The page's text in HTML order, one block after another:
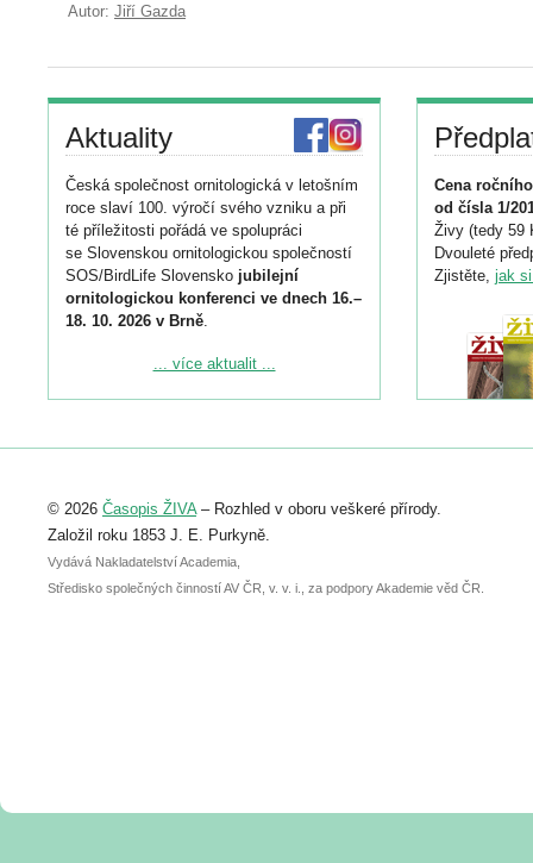
Autor: Jiří Gazda
Aktuality
Česká společnost ornitologická v letošním
roce slaví 100. výročí svého vzniku a při
té příležitosti pořádá ve spolupráci
se Slovenskou ornitologickou společností
SOS/BirdLife Slovensko jubilejní
ornitologickou konferenci ve dnech 16.–
18. 10. 2026 v Brně.
Podrobnější informace ke konferenci
Registrovat se můžete do 6. září.
abstraktu přihlášené přednášky nebo
posteru je už 30. června.
... více aktualit ...
Cena
od čísla 1/
Živy (tedy 59
Dvouleté
Zjistěte, jak
© 2026 Časopis ŽIVA– Rozhled v oboru veškeré přírody.
Založil roku 1853 J. E. Purkyně.
Vydává Nakladatelství Academia,
Středisko společných činností AV ČR, v. v. i., za podpory Akademie věd ČR.